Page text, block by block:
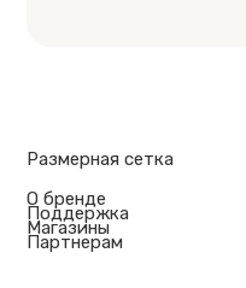
Размерная сетка
О бренде
Поддержка
Магазины
Партнерам